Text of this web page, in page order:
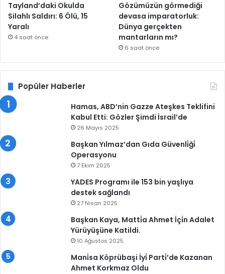
Tayland’daki Okulda
Silahlı Saldırı: 6 Ölü, 15
Yaralı
4 saat önce
Gözümüzün görmediği
devasa imparatorluk:
Dünya gerçekten
mantarların mı?
6 saat önce
Popüler Haberler
Hamas, ABD’nin Gazze Ateşkes Teklifini
Kabul Etti: Gözler Şimdi İsrail’de
26 Mayıs 2025
Başkan Yılmaz’dan Gıda Güvenli̇ği̇
Operasyonu
7 Ekim 2025
YADES Programı ile 153 bin yaşlıya
destek sağlandı
27 Nisan 2025
Başkan Kaya, Matti̇a Ahmet İçi̇n Adalet
Yürüyüşüne Katildi.
10 Ağustos 2025
Mani̇sa Köprübaşi İyi̇ Parti̇’de Kazanan
Ahmet Korkmaz Oldu